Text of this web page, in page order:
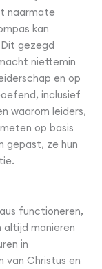
naarmate
kan
gezegd
niettemin
en op
inclusief
waarom leiders,
op basis
gepast, ze hun
functioneren,
altijd manieren
in
van Christus en